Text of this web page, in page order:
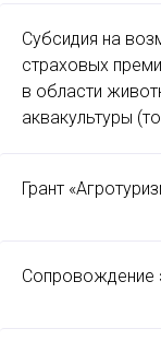
Субсидия на
страховых
в области
аквакультуры
Грант
Сопровождение